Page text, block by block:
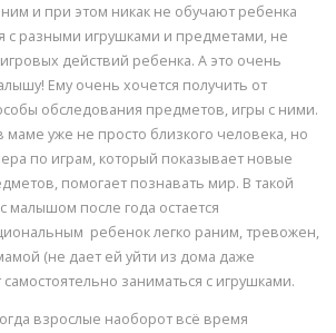
и при этом никак не обучают ребенка
с разными игрушками и предметами, не
действий ребенка. А это очень
Ему очень хочется получить от
обследования предметов, игры с ними.
маме уже не просто близкого человека, но
по играм, который показывает новые
помогает познавать мир. В такой
малышом после года остается
ребенок легко раним, тревожен,
(не дает ей уйти из дома даже
заниматься с игрушками.
взрослые наоборот всё время